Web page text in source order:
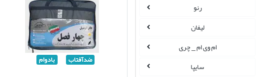
رنو
لیفان
ام وی ام _ چری
سایپا
ضدآفتاب بادوام